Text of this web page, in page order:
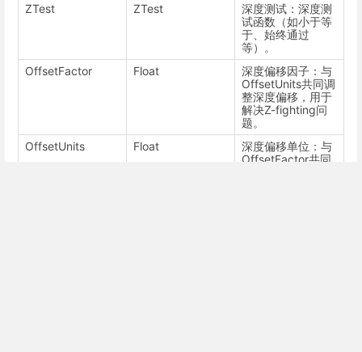
ZTest
ZTest
深度测试：深度测
试函数（如小于等
于、始终通过
等）。
OffsetFactor
Float
深度偏移因子：与
OffsetUnits共同调
整深度偏移，用于
解决Z-fighting问
题。
OffsetUnits
Float
深度偏移单位：与
OffsetFactor共同